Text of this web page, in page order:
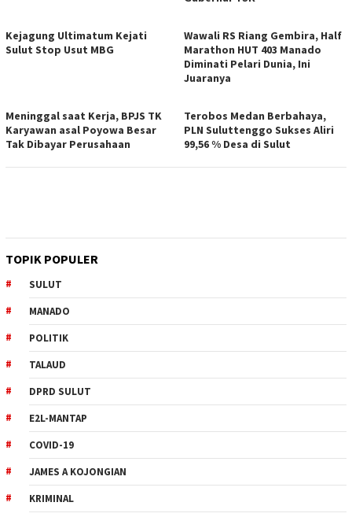
Kejagung Ultimatum Kejati
Sulut Stop Usut MBG
Wawali RS Riang Gembira, Half
Marathon HUT 403 Manado
Diminati Pelari Dunia, Ini
Juaranya
Meninggal saat Kerja, BPJS TK
Karyawan asal Poyowa Besar
Tak Dibayar Perusahaan
Terobos Medan Berbahaya,
PLN Suluttenggo Sukses Aliri
99,56 % Desa di Sulut
TOPIK POPULER
SULUT
MANADO
POLITIK
TALAUD
DPRD SULUT
E2L-MANTAP
COVID-19
JAMES A KOJONGIAN
KRIMINAL